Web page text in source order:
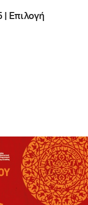
| Επιλογή